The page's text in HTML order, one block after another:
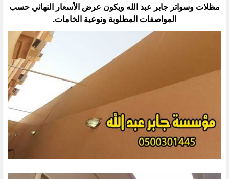
مظلات وسواتر جابر عبد الله ويكون عرض الأسعار النهائي ‏حسب
المواصفات المطلوبة ونوعية الخامات.‏